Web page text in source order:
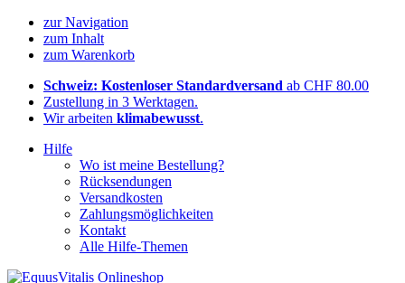
zur Navigation
zum Inhalt
zum Warenkorb
Schweiz: Kostenloser Standardversand ab CHF 80.00
Zustellung in 3 Werktagen.
Wir arbeiten klimabewusst.
Hilfe
Wo ist meine Bestellung?
Rücksendungen
Versandkosten
Zahlungsmöglichkeiten
Kontakt
Alle Hilfe-Themen